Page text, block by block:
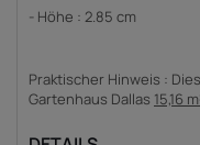
- Höhe : 2.85 cm
Praktischer Hinweis :
Gartenhaus Dallas 15,16